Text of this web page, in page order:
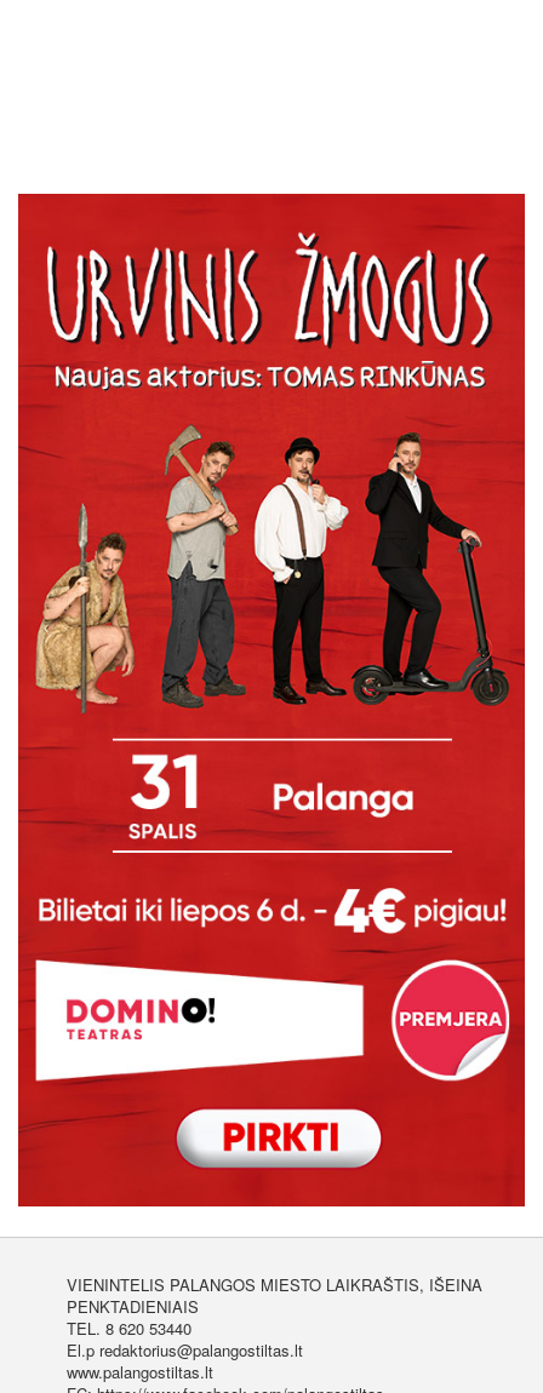
VIENINTELIS PALANGOS MIESTO LAIKRAŠTIS, IŠEINA
PENKTADIENIAIS
TEL. 8 620 53440
El.p redaktorius@palangostiltas.lt
www.palangostiltas.lt